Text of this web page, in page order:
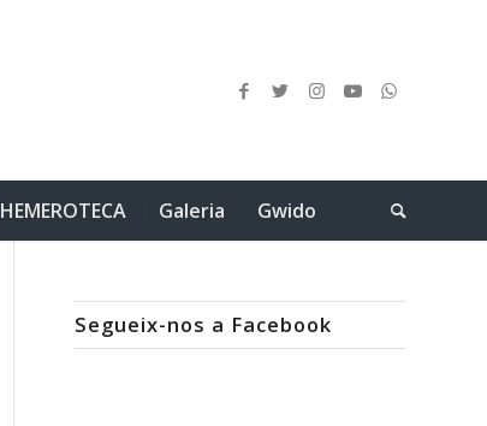
HEMEROTECA Galeria Gwido
Segueix-nos a Facebook